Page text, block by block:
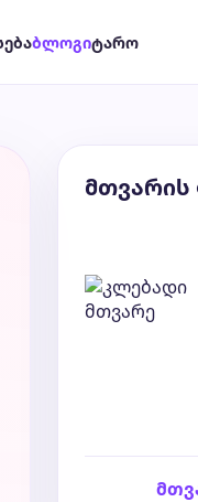
ბლოგიტარო
მთვარის